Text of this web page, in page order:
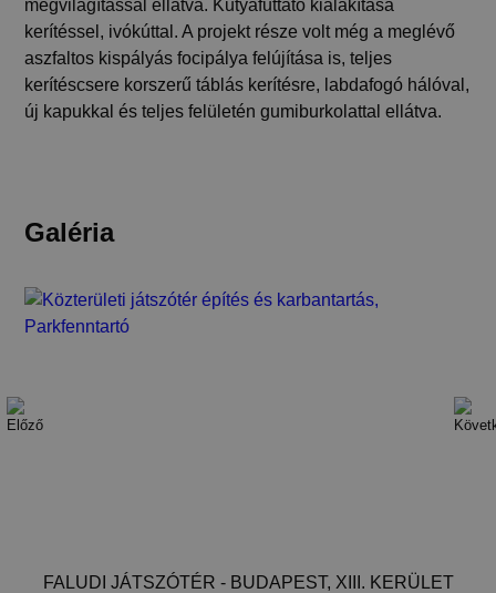
megvilágítással ellátva. Kutyafuttató kialakítása
kerítéssel, ivókúttal. A projekt része volt még a meglévő
aszfaltos kispályás focipálya felújítása is, teljes
kerítéscsere korszerű táblás kerítésre, labdafogó hálóval,
új kapukkal és teljes felületén gumiburkolattal ellátva.
Galéria
FALUDI JÁTSZÓTÉR - BUDAPEST, XIII. KERÜLET